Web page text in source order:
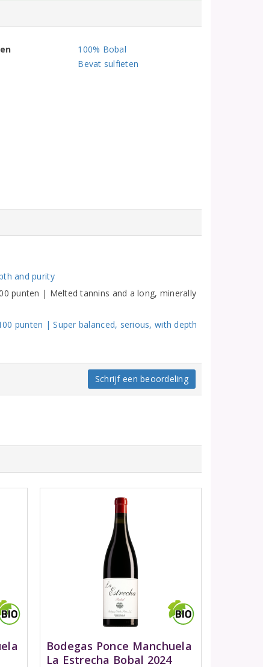
100% Bobal
Bevat sulfieten
and purity
punten | Melted tannins and a long, minerally
punten | Super balanced, serious, with depth
Schrijf een beoordeling
Bodegas Ponce Manchuela
La Estrecha Bobal 2024